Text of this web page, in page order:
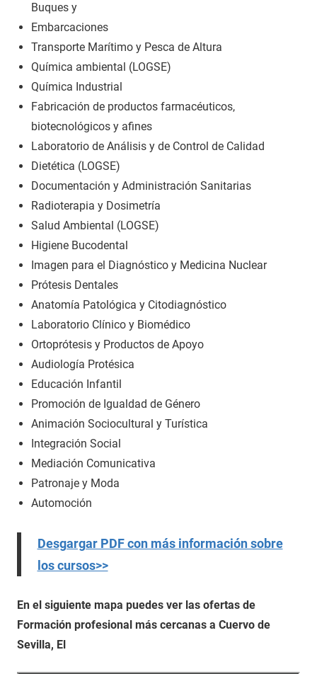
Buques y
Embarcaciones
Transporte Marítimo y Pesca de Altura
Química ambiental (LOGSE)
Química Industrial
Fabricación de productos farmacéuticos,
biotecnológicos y afines
Laboratorio de Análisis y de Control de Calidad
Dietética (LOGSE)
Documentación y Administración Sanitarias
Radioterapia y Dosimetría
Salud Ambiental (LOGSE)
Higiene Bucodental
Imagen para el Diagnóstico y Medicina Nuclear
Prótesis Dentales
Anatomía Patológica y Citodiagnóstico
Laboratorio Clínico y Biomédico
Ortoprótesis y Productos de Apoyo
Audiología Protésica
Educación Infantil
Promoción de Igualdad de Género
Animación Sociocultural y Turística
Integración Social
Mediación Comunicativa
Patronaje y Moda
Automoción
Desgargar PDF con más información sobre
los cursos>>
En el siguiente mapa puedes ver las ofertas de
Formación profesional más cercanas a Cuervo de
Sevilla, El